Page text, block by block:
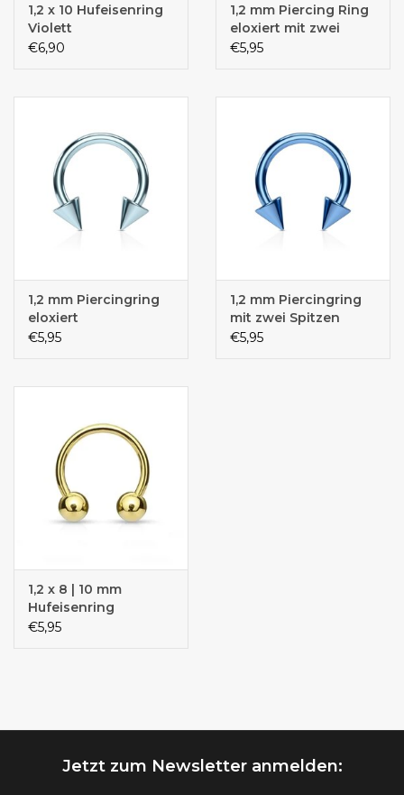
1,2 x 10 Hufeisenring
Violett
€6,90
1,2 mm Piercing Ring
eloxiert mit zwei
Kegeln
€5,95
1,2 mm Piercingring
eloxiert
€5,95
1,2 mm Piercingring
mit zwei Spitzen
€5,95
1,2 x 8 | 10 mm
Hufeisenring
€5,95
Jetzt zum Newsletter anmelden: